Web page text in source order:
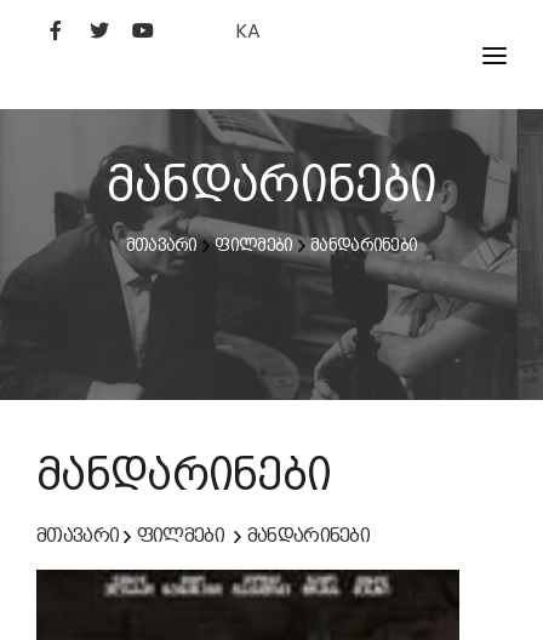
KA
ᲤᲘᲚᲛᲔᲑᲘ
ᲮᲔᲚᲝᲕᲐᲜᲘ
ᲙᲘᲜᲝᲡᲢᲣᲓᲘᲐ
ᲙᲘᲜᲝᲐᲙᲐᲓᲔᲛᲘᲐ
მანდარინები
მთავარი ფილმები მანდარინები
მანდარინები
მთავარი ფილმები მანდარინები